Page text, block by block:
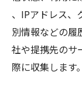
、IPアドレス、
別情報などの履
社や提携先のサ
際に収集します。